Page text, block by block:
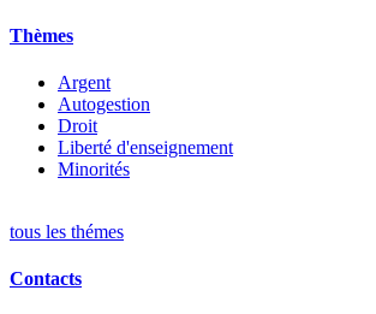
Thèmes
Argent
Autogestion
Droit
Liberté d'enseignement
Minorités
tous les thémes
Contacts